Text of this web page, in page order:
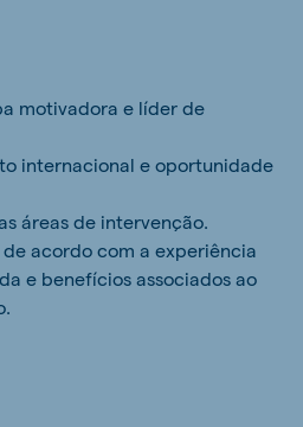
motivadora e líder de
internacional e oportunidade
áreas de intervenção.
acordo com a experiência
e benefícios associados ao
da função.